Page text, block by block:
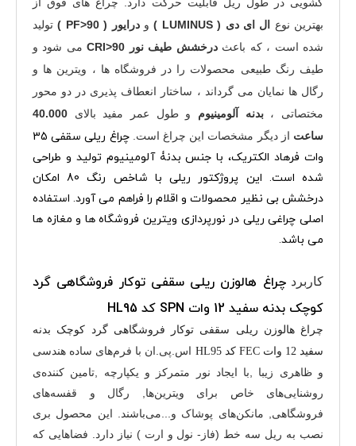
بهترین نوع
ال ای دی ( LUMINUS ) ودرایور ( PF>90 )
تولید
شده است ، که باعثدرخشش طیف نور CRI>90
می شود و
طیف رنگ طبیعی محصولات را در فروشگاه ها ، ویترین ها و
رگال ها نمایان می گرداند ، ساختار انعطاف پذیری در دو محور
مختصاتی ،بدنه آلومینیوم و طول عمر مفید بالای 40.000
ساعت از دیگر مشخصات این چراغ است.
چراغ ریلی سقفی 35
وات فرهاد الکتریک، با جنس بدنۀ آلومینیوم تولید و طراحی
شده است.
این پروژکتور ریلی با شاخص رنگ 80 امکان
درخشش بی نظیر محصولات و اقلام را فراهم می آورد. استفاده
اصلی چراغی ریلی در نورپردازی ویترین فروشگاه ها و مغازه ها
می باشد.
کاربردچراغ هالوزن ریلی سقفی توکار فروشگاهی گرد
کوچک بدنه سفید 12 وات SPN کد HL95
چراغ هالوزن ریلی سقفی توکار فروشگاهی گرد کوچک بدنه
سفید 12 وات FEC کد HL95
اس.پی.ان با فرم‌های ساده هندسی
و ظاهری زیبا ,با ایجاد نور متمرکز و یکپارچه ,تامین کننده‌ی
روشنایی‌های خاص برای ویترین‌ها, رگال و قفسه‌های
فروشگاهی‌, مانکن‌های پوشاک و...می‌باشند. این محصول بری
نصب به ریل سه خط (فاز- نول و ارت ) نیاز دارد. فضاهایی که